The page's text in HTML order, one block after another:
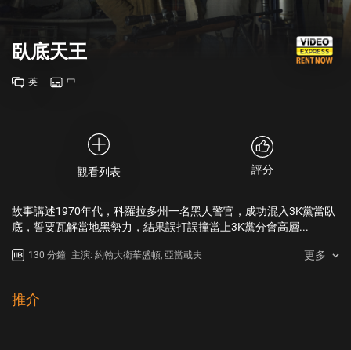
臥底天王
英 中
觀看列表 評分
故事講述1970年代，科羅拉多州一名黑人警官，成功混入3K黨當臥
底，誓要瓦解當地黑勢力，結果誤打誤撞當上3K黨分會高層...
130 分鐘 主演: 約翰大衛華盛頓, 亞當載夫 更多
推介